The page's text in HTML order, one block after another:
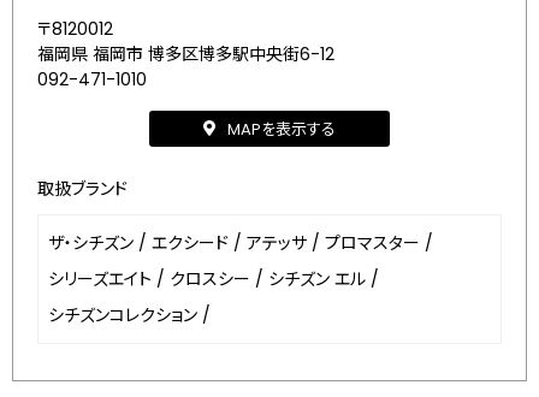
〒8120012
福岡県 福岡市 博多区博多駅中央街6-12
092-471-1010
MAPを表示する
取扱ブランド
ザ・シチズン / エクシード / アテッサ / プロマスター /
シリーズエイト / クロスシー / シチズン エル /
シチズンコレクション /